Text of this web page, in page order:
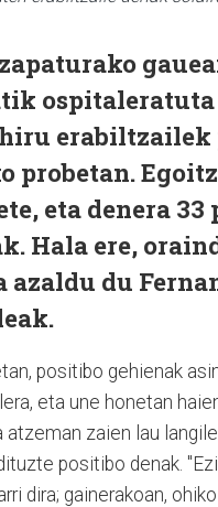
erabiltzailek
probetan.
eta denera
Hala ere,
azaldu du
positibo gehienak
eta une honetan
atzeman zaien lau
positibo denak.
dira; gainerakoan,